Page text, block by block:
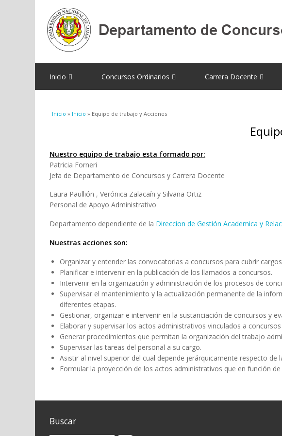
Inicio Concursos Ordinarios Carrera Docente
Se encuentra usted aquí
Inicio » Inicio » Equipo de trabajo y Acciones
Nuestro equipo de trabajo esta formado por:
Patricia Forneri
Jefa de Departamento de Concursos y Carrera Docente
Laura Paullión , Verónica Zalacaín y Silvana Ortiz
Personal de Apoyo Administrativo
Departamento dependiente de la Direccion de Gestión Academica y
Nuestras acciones son:
Organizar y entender las convocatorias a concursos para cubrir
Planificar e intervenir en la publicación de los llamados a concursos.
Intervenir en la organización y administración de los procesos de
Supervisar el mantenimiento y la actualización permanente de la
diferentes etapas.
Gestionar, organizar e intervenir en la sustanciación de concursos y
Elaborar y supervisar los actos administrativos vinculados a
Generar procedimientos que permitan la organización del trabajo
Supervisar las tareas del personal a su cargo.
Asistir al nivel superior del cual depende jerárquicamente respecto de
Formular la proyección de los actos administrativos que en función
Buscar